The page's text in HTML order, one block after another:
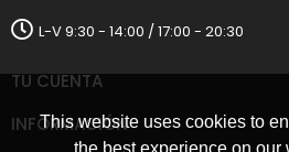
This website uses cookies to
L-V 9:30 - 14:00 / 17:00 - 20:30
TU CUENTA
INFORMACIÓN